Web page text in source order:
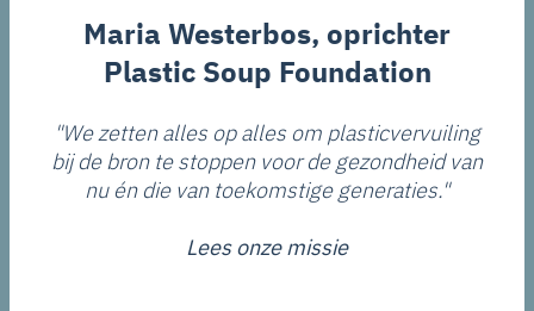
Maria Westerbos, oprichter
Plastic Soup Foundation
"We zetten alles op alles om plasticvervuiling
bij de bron te stoppen voor de gezondheid van
nu én die van toekomstige generaties."
Lees onze missie